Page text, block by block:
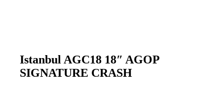
Istanbul AGC18 18″ AGOP
SIGNATURE CRASH